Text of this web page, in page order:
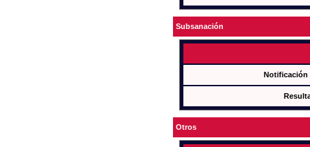
Subsanación
Notificación
Otros